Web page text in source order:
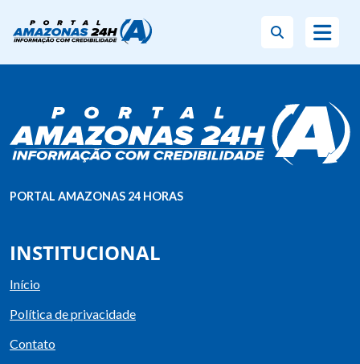
PORTAL AMAZONAS 24 HORAS
INSTITUCIONAL
Início
Política de privacidade
Contato